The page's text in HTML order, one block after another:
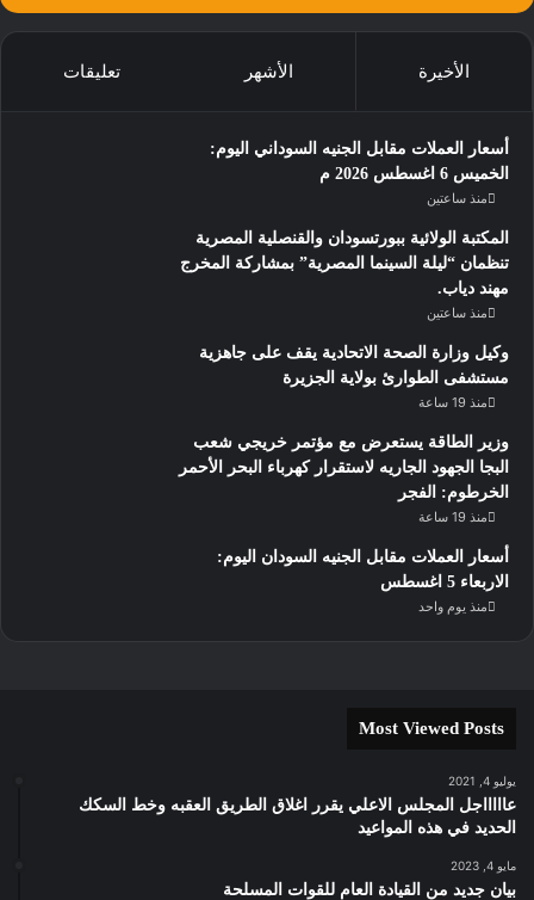
الأخيرة الأشهر تعليقات
أسعار العملات مقابل الجنيه السوداني اليوم:
الخميس 6 اغسطس 2026 م
منذ ساعتين
المكتبة الولائية ببورتسودان والقنصلية المصرية
تنظمان “ليلة السينما المصرية” بمشاركة المخرج
مهند دياب. ​
منذ ساعتين
وكيل وزارة الصحة الاتحادية يقف على جاهزية
مستشفى الطوارئ بولاية الجزيرة
منذ 19 ساعة
وزير الطاقة يستعرض مع مؤتمر خريجي شعب
البجا الجهود الجاريه لاستقرار كهرباء البحر الأحمر
الخرطوم: الفجر
منذ 19 ساعة
أسعار العملات مقابل الجنيه السودان اليوم:
الاربعاء 5 اغسطس
منذ يوم واحد
Most Viewed Posts
يوليو 4, 2021
عاااااجل المجلس الاعلي يقرر اغلاق الطريق العقبه وخط السكك
الحديد في هذه المواعيد
مايو 4, 2023
بيان جديد من القيادة العام للقوات المسلحة